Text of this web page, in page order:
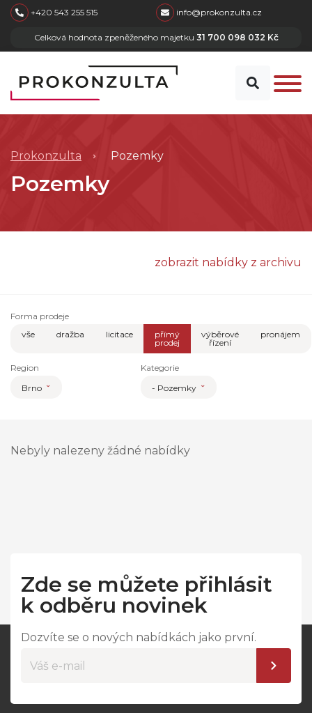
skip to main content
+420 543 255 515 info@prokonzulta.cz
Celková hodnota zpeněženého majetku 31 700 098 032 Kč
Prokonzulta Pozemky
Pozemky
zobrazit nabídky z archivu
Forma prodeje
vše
dražba licitace
přímý
prodej
výběrové
řízení
pronájem
Region
Brno
Kategorie
- Pozemky
Nebyly nalezeny žádné nabídky
Zde se můžete přihlásit
k odběru novinek
Dozvíte se o nových nabídkách jako první.